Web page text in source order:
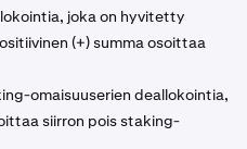
joka on hyvitetty
(+) summa osoittaa
omaisuuserien deallokointia,
siirron pois staking-